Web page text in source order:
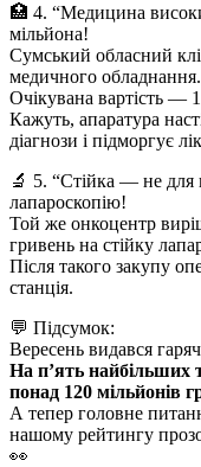
🏥 4. “Медицина
мільйона!
Сумський обласний
медичного обладнання.
Очікувана вартість —
Кажуть, апаратура
діагнози і підморгує
🔬 5. “Стійка — не
лапароскопію!
Той же онкоцентр
гривень на стійку
Після такого закупу
станція.
💬 Підсумок:
Вересень видався
На п’ять найбільших
понад 120 мільйонів
А тепер головне
нашому рейтингу
👀